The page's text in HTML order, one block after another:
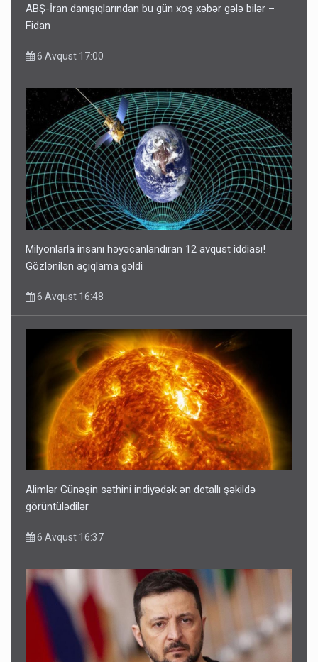
ABŞ-İran danışıqlarından bu gün xoş xəbər gələ bilər –
Fidan
6 Avqust 17:00
Milyonlarla insanı həyəcanlandıran 12 avqust iddiası!
Gözlənilən açıqlama gəldi
6 Avqust 16:48
Alimlər Günəşin səthini indiyədək ən detallı şəkildə
görüntülədilər
6 Avqust 16:37